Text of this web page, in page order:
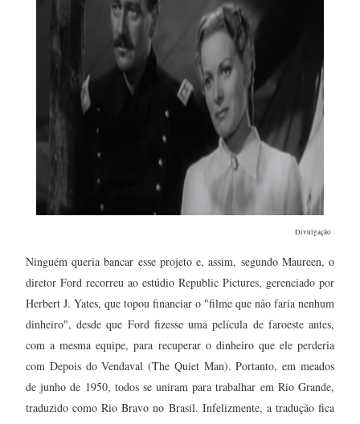
Divulgação
Ninguém queria bancar esse projeto e, assim, segundo Maureen, o
diretor Ford recorreu ao estúdio Republic Pictures, gerenciado por
Herbert J. Yates, que topou financiar o "filme que não faria nenhum
dinheiro", desde que Ford fizesse uma película de faroeste antes,
com a mesma equipe, para recuperar o dinheiro que ele perderia
com Depois do Vendaval (The Quiet Man). Portanto, em meados
de junho de 1950, todos se uniram para trabalhar em Rio Grande,
traduzido como Rio Bravo no Brasil. Infelizmente, a tradução fica